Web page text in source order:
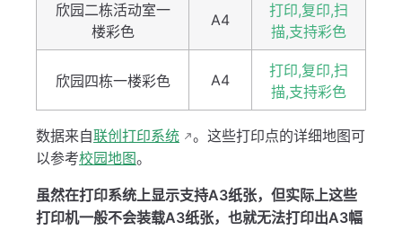
欣园二栋活动室一
楼彩色
A4
打印,复印,扫
描,支持彩色
欣园四栋一楼彩色 A4
打印,复印,扫
描,支持彩色
数据来自联创打印系统
。这些打印点的详细地图可
以参考校园地图。
虽然在打印系统上显示支持A3纸张，但实际上这些
打印机一般不会装载A3纸张，也就无法打印出A3幅